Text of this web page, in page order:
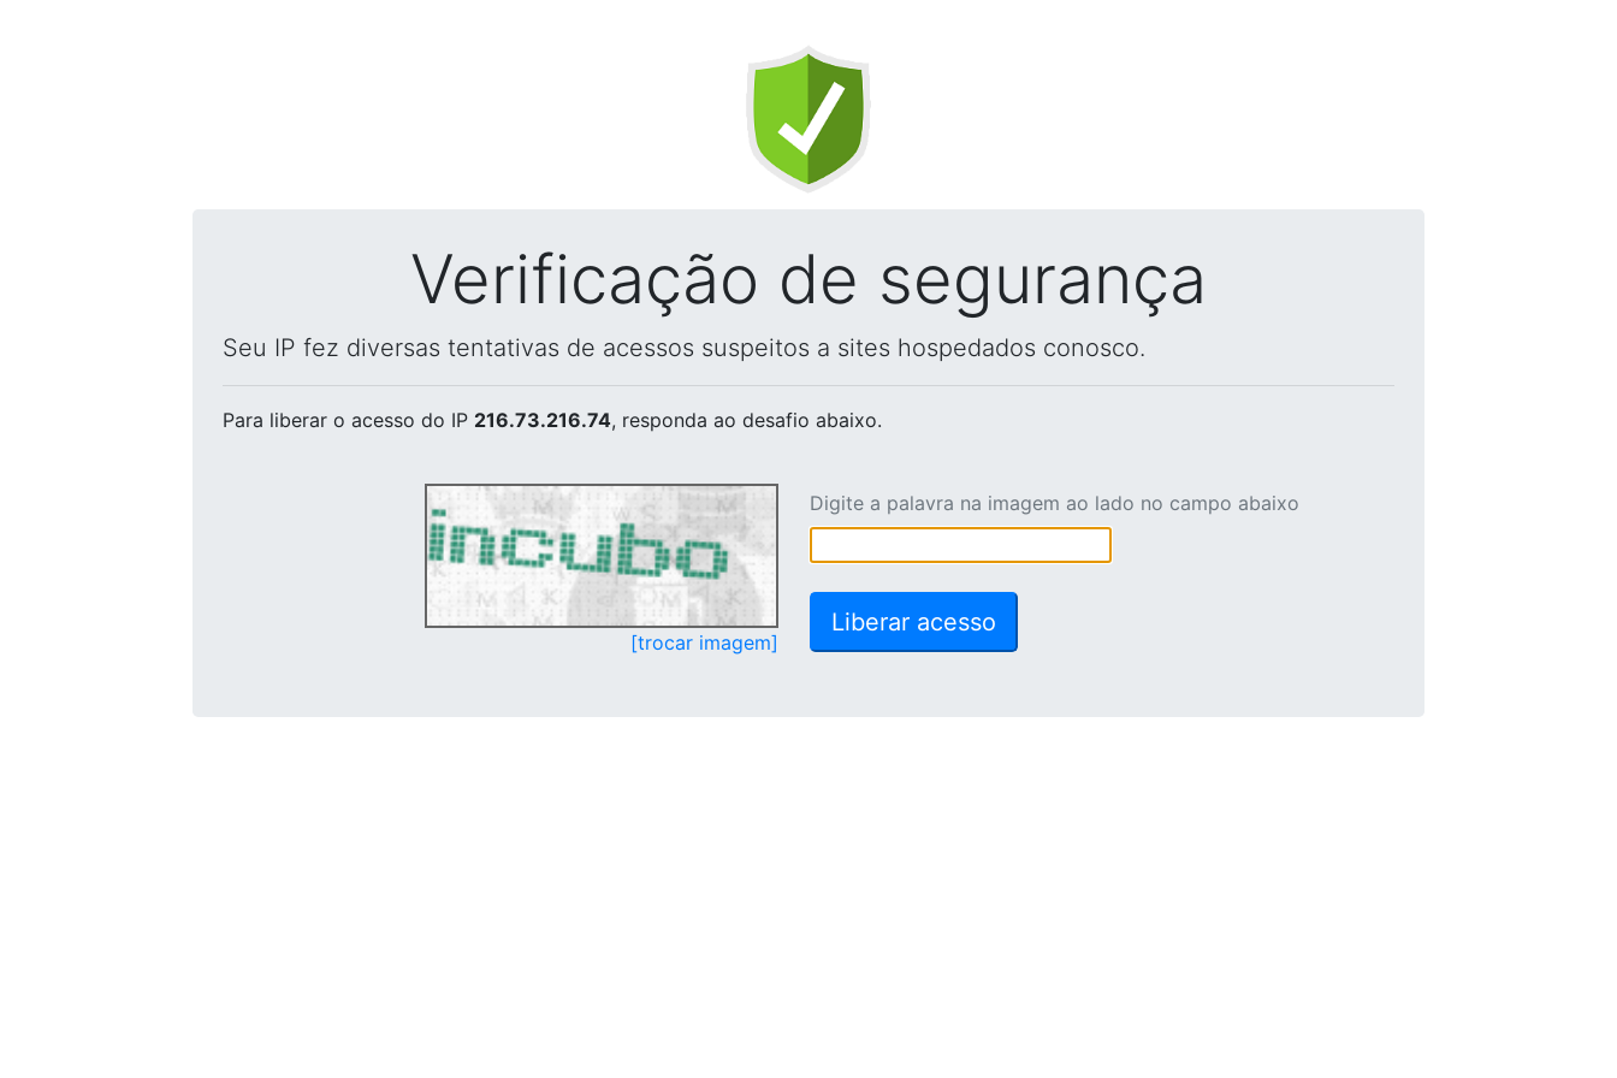
Verificação de segurança
Seu IP fez diversas tentativas de acessos suspeitos a sites hospedados conosco.
Para liberar o acesso do IP 216.73.216.74, responda ao desafio abaixo.
[trocar imagem]
Digite a palavra na imagem ao lado no campo abaixo